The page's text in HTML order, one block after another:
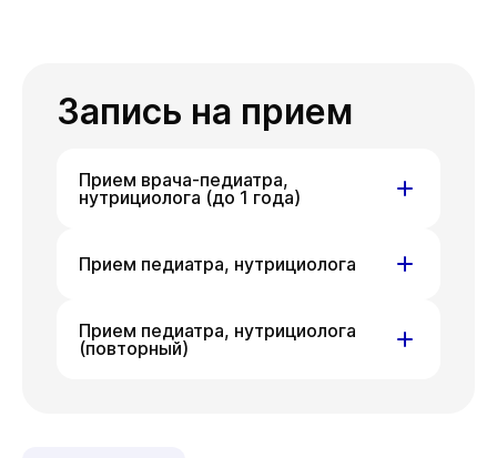
Запись на прием
Прием врача-педиатра,
нутрициолога (до 1 года)
ул. Гоголя, д. 42
Прием педиатра, нутрициолога
ул. Гоголя, д. 42
Прием педиатра, нутрициолога
(повторный)